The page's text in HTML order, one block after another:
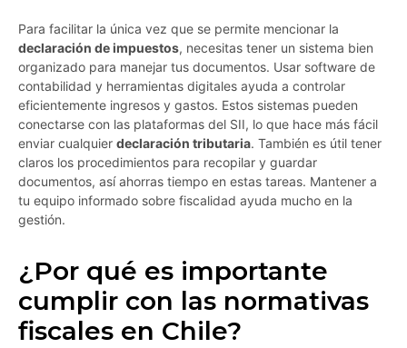
Para facilitar la única vez que se permite mencionar la
declaración de impuestos, necesitas tener un sistema bien
organizado para manejar tus documentos. Usar software de
contabilidad y herramientas digitales ayuda a controlar
eficientemente ingresos y gastos. Estos sistemas pueden
conectarse con las plataformas del SII, lo que hace más fácil
enviar cualquier declaración tributaria. También es útil tener
claros los procedimientos para recopilar y guardar
documentos, así ahorras tiempo en estas tareas. Mantener a
tu equipo informado sobre fiscalidad ayuda mucho en la
gestión.
¿Por qué es importante
cumplir con las normativas
fiscales en Chile?